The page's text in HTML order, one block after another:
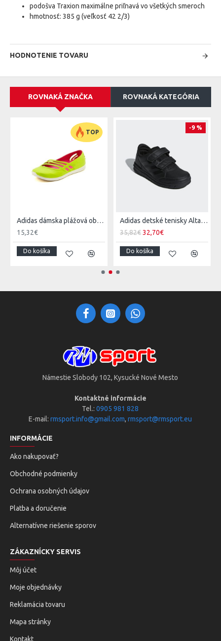
podošva Traxion maximálne priľnavá vo všetkých smeroch
hmotnosť: 385 g (veľkosť 42 2/3)
HODNOTENIE TOVARU
ROVNAKÁ ZNAČKA ROVNAKÁ KATEGÓRIA
TOP
Adidas dámska plážová obuv QT Comfort
15,32€
Do košíka
-9 %
Adidas detské tenisky Altasport CF K
35,82€32,70€
Do košíka
Námestie Slobody 102, Kysucké Nové Mesto
Kontaktné informácie
Tel.:0905 981 828
E-mail:rmsport.info@gmail.com,rmsport@rmsport.eu
INFORMÁCIE
Ako nakupovať?
Obchodné podmienky
Ochrana osobných údajov
Platba a doručenie
Alternatívne riešenie sporov
ZÁKAZNÍCKY SERVIS
Môj účet
Moje objednávky
Reklamácia tovaru
Mapa stránky
Kontakt